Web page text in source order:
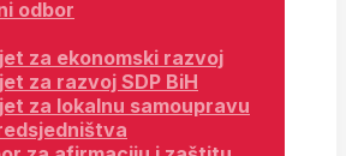
odbor
za ekonomski razvoj
za razvoj SDP BiH
za lokalnu samoupravu